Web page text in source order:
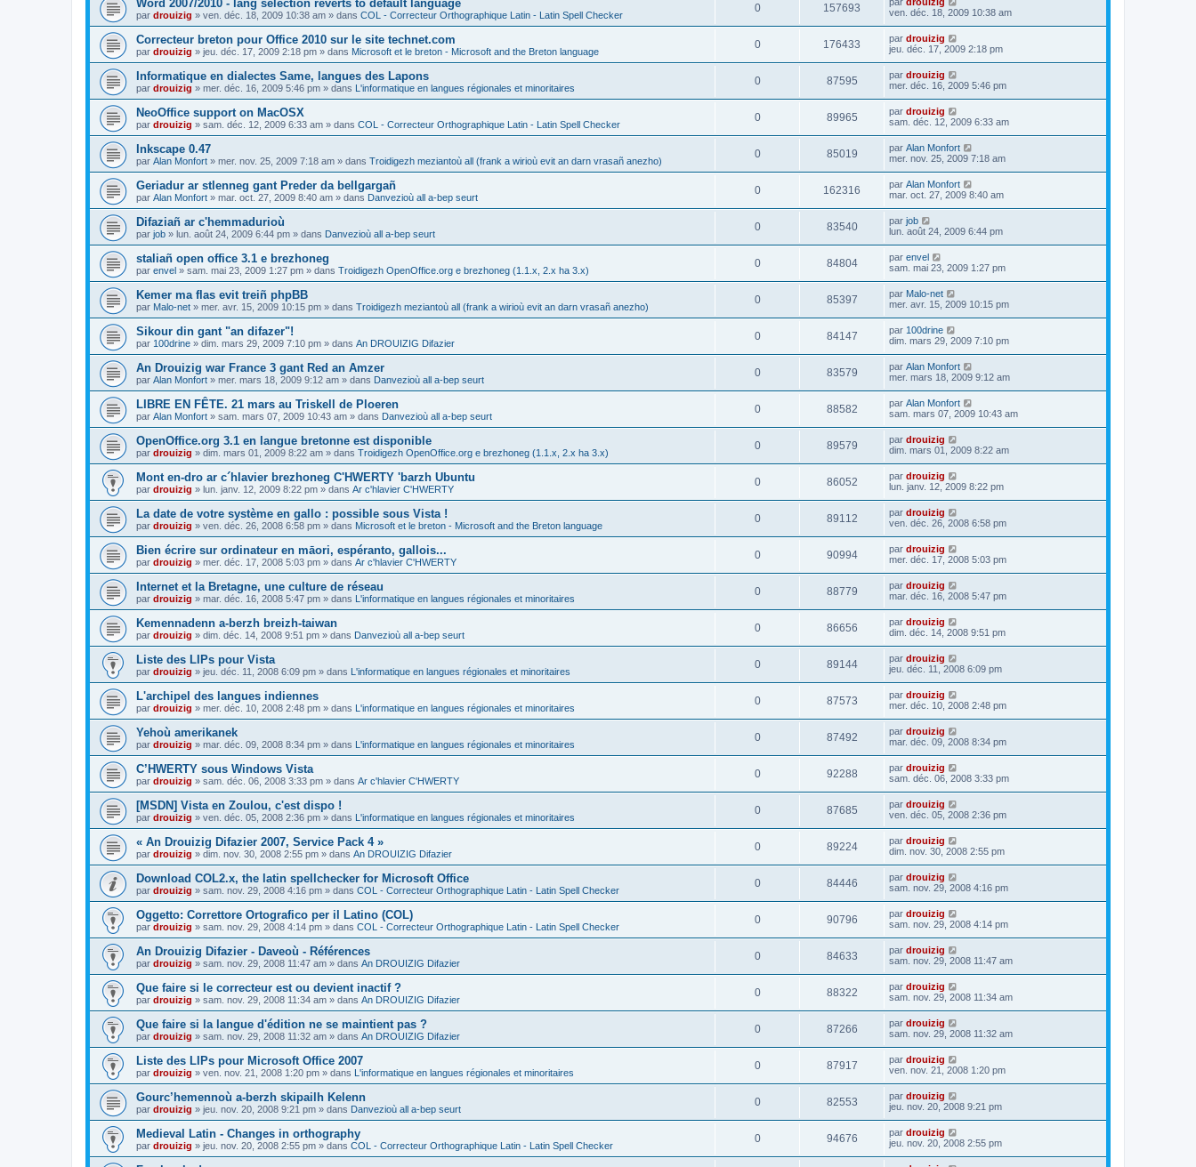
Word 2007/2010 - lang selection reverts to default language
par drouizig » ven. déc. 18, 2009 10:38 am » dans COL - Correcteur Orthographique Latin - Latin Spell Checker
0 157693
ven. déc. 18, 2009 10:38 am
Correcteur breton pour Office 2010 sur le site technet.com
par drouizig » jeu. déc. 17, 2009 2:18 pm » dans Microsoft et le breton - Microsoft and the Breton language
0 176433 par drouizig
jeu. déc. 17, 2009 2:18 pm
Informatique en dialectes Same, langues des Lapons
par drouizig » mer. déc. 16, 2009 5:46 pm » dans L'informatique en langues régionales et minoritaires
0 87595 par drouizig
mer. déc. 16, 2009 5:46 pm
NeoOffice support on MacOSX
par drouizig » sam. déc. 12, 2009 6:33 am » dans COL - Correcteur Orthographique Latin - Latin Spell Checker
0 89965 par drouizig
sam. déc. 12, 2009 6:33 am
Inkscape 0.47
par Alan Monfort » mer. nov. 25, 2009 7:18 am » dans Troidigezh meziantoù all (frank a wirioù evit an darn vrasañ anezho)
0 85019 par Alan Monfort
mer. nov. 25, 2009 7:18 am
Geriadur ar stlenneg gant Preder da bellgargañ
par Alan Monfort » mar. oct. 27, 2009 8:40 am » dans Danvezioù all a-bep seurt
0 162316 par Alan Monfort
mar. oct. 27, 2009 8:40 am
Difaziañ ar c'hemmadurioù
par job » lun. août 24, 2009 6:44 pm » dans Danvezioù all a-bep seurt
0 83540 par job
lun. août 24, 2009 6:44 pm
staliañ open office 3.1 e brezhoneg
par envel » sam. mai 23, 2009 1:27 pm » dans Troidigezh OpenOffice.org e brezhoneg (1.1.x, 2.x ha 3.x)
0 84804 par envel
sam. mai 23, 2009 1:27 pm
Kemer ma flas evit treiñ phpBB
par Malo-net » mer. avr. 15, 2009 10:15 pm » dans Troidigezh meziantoù all (frank a wirioù evit an darn vrasañ anezho)
0 85397 par Malo-net
mer. avr. 15, 2009 10:15 pm
Sikour din gant "an difazer"!
par 100drine » dim. mars 29, 2009 7:10 pm » dans An DROUIZIG Difazier
0 84147 par 100drine
dim. mars 29, 2009 7:10 pm
An Drouizig war France 3 gant Red an Amzer
par Alan Monfort » mer. mars 18, 2009 9:12 am » dans Danvezioù all a-bep seurt
0 83579 par Alan Monfort
mer. mars 18, 2009 9:12 am
LIBRE EN FÊTE. 21 mars au Triskell de Ploeren
par Alan Monfort » sam. mars 07, 2009 10:43 am » dans Danvezioù all a-bep seurt
0 88582 par Alan Monfort
sam. mars 07, 2009 10:43 am
OpenOffice.org 3.1 en langue bretonne est disponible
par drouizig » dim. mars 01, 2009 8:22 am » dans Troidigezh OpenOffice.org e brezhoneg (1.1.x, 2.x ha 3.x)
0 89579 par drouizig
dim. mars 01, 2009 8:22 am
Mont en-dro ar c´hlavier brezhoneg C'HWERTY 'barzh Ubuntu
par drouizig » lun. janv. 12, 2009 8:22 pm » dans Ar c'hlavier C'HWERTY
0 86052 par drouizig
lun. janv. 12, 2009 8:22 pm
La date de votre système en gallo : possible sous Vista !
par drouizig » ven. déc. 26, 2008 6:58 pm » dans Microsoft et le breton - Microsoft and the Breton language
0 89112 par drouizig
ven. déc. 26, 2008 6:58 pm
Bien écrire sur ordinateur en māori, espéranto, gallois...
par drouizig » mer. déc. 17, 2008 5:03 pm » dans Ar c'hlavier C'HWERTY
0 90994 par drouizig
mer. déc. 17, 2008 5:03 pm
Internet et la Bretagne, une culture de réseau
par drouizig » mar. déc. 16, 2008 5:47 pm » dans L'informatique en langues régionales et minoritaires
0 88779 par drouizig
mar. déc. 16, 2008 5:47 pm
Kemennadenn a-berzh breizh-taiwan
par drouizig » dim. déc. 14, 2008 9:51 pm » dans Danvezioù all a-bep seurt
0 86656 par drouizig
dim. déc. 14, 2008 9:51 pm
Liste des LIPs pour Vista
par drouizig » jeu. déc. 11, 2008 6:09 pm » dans L'informatique en langues régionales et minoritaires
0 89144 par drouizig
jeu. déc. 11, 2008 6:09 pm
L'archipel des langues indiennes
par drouizig » mer. déc. 10, 2008 2:48 pm » dans L'informatique en langues régionales et minoritaires
0 87573 par drouizig
mer. déc. 10, 2008 2:48 pm
Yehoù amerikanek
par drouizig » mar. déc. 09, 2008 8:34 pm » dans L'informatique en langues régionales et minoritaires
0 87492 par drouizig
mar. déc. 09, 2008 8:34 pm
C’HWERTY sous Windows Vista
par drouizig » sam. déc. 06, 2008 3:33 pm » dans Ar c'hlavier C'HWERTY
0 92288 par drouizig
sam. déc. 06, 2008 3:33 pm
[MSDN] Vista en Zoulou, c'est dispo !
par drouizig » ven. déc. 05, 2008 2:36 pm » dans L'informatique en langues régionales et minoritaires
0 87685 par drouizig
ven. déc. 05, 2008 2:36 pm
« An Drouizig Difazier 2007, Service Pack 4 »
par drouizig » dim. nov. 30, 2008 2:55 pm » dans An DROUIZIG Difazier
0 89224 par drouizig
dim. nov. 30, 2008 2:55 pm
Download COL2.x, the latin spellchecker for Microsoft Office
par drouizig » sam. nov. 29, 2008 4:16 pm » dans COL - Correcteur Orthographique Latin - Latin Spell Checker
0 84446 par drouizig
sam. nov. 29, 2008 4:16 pm
Oggetto: Correttore Ortografico per il Latino (COL)
par drouizig » sam. nov. 29, 2008 4:14 pm » dans COL - Correcteur Orthographique Latin - Latin Spell Checker
0 90796 par drouizig
sam. nov. 29, 2008 4:14 pm
An Drouizig Difazier - Daveoù - Références
par drouizig » sam. nov. 29, 2008 11:47 am » dans An DROUIZIG Difazier
0 84633 par drouizig
sam. nov. 29, 2008 11:47 am
Que faire si le correcteur est ou devient inactif ?
par drouizig » sam. nov. 29, 2008 11:34 am » dans An DROUIZIG Difazier
0 88322 par drouizig
sam. nov. 29, 2008 11:34 am
Que faire si la langue d'édition ne se maintient pas ?
par drouizig » sam. nov. 29, 2008 11:32 am » dans An DROUIZIG Difazier
0 87266 par drouizig
sam. nov. 29, 2008 11:32 am
Liste des LIPs pour Microsoft Office 2007
par drouizig » ven. nov. 21, 2008 1:20 pm » dans L'informatique en langues régionales et minoritaires
0 87917 par drouizig
ven. nov. 21, 2008 1:20 pm
Gourc’hemennoù a-berzh skipailh Kelenn
par drouizig » jeu. nov. 20, 2008 9:21 pm » dans Danvezioù all a-bep seurt
0 82553 par drouizig
jeu. nov. 20, 2008 9:21 pm
Medieval Latin - Changes in orthography
par drouizig » jeu. nov. 20, 2008 2:55 pm » dans COL - Correcteur Orthographique Latin - Latin Spell Checker
0 94676 par drouizig
jeu. nov. 20, 2008 2:55 pm